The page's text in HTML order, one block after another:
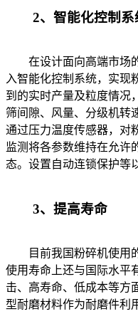
2、智能化控制系
在设计面向高端市场的
入智能化控制系统，实现
到的实时产量及粒度情况
筛间隙、风量、分级机转
通过压力温度传感器，对
监测将各参数维持在允许
态。设置自动连锁保护等
3、提高寿命
目前我国粉碎机使用的
使用寿命上还与国际水平
击、高寿命、低成本等方
型耐磨材料作为耐磨件利